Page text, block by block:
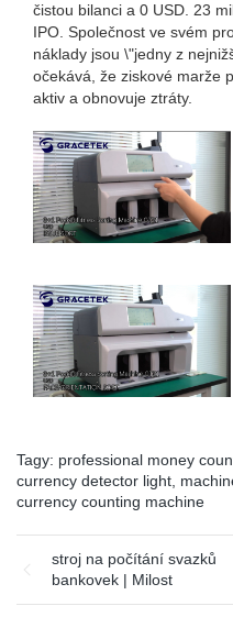
čistou bilanci a 0 USD. 23
IPO. Společnost ve svém
náklady jsou \"jedny z
očekává, že ziskové marže
aktiv a obnovuje ztráty.
Tagy: professional money
currency detector light
currency counting machine
stroj na počítání svazků
bankovek | Milost